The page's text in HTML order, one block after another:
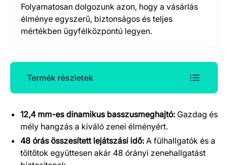
Folyamatosan dolgozunk azon, hogy a vásárlás
élménye egyszerű, biztonságos és teljes
mértékben ügyfélközpontú legyen.
Termék részletek
Termék részletek
12,4 mm-es dinamikus basszusmeghajtó: Gazdag és
mély hangzás a kiváló zenei élményért.
48 órás összesített lejátszási idő: A fülhallgatók és a
töltőtok együttesen akár 48 órányi zenehallgatást